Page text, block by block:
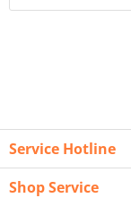
Service Hotline
Shop Service